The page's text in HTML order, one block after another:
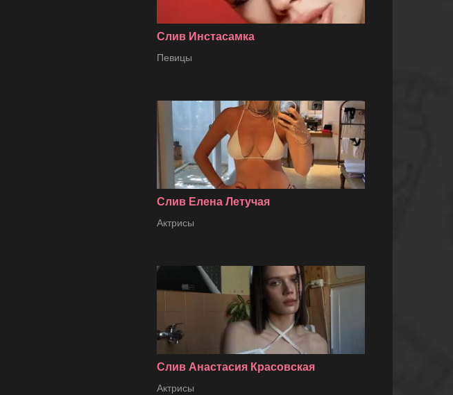
Слив Инстасамка
Певицы
Слив Елена Летучая
Актрисы
Слив Анастасия Красовская
Актрисы